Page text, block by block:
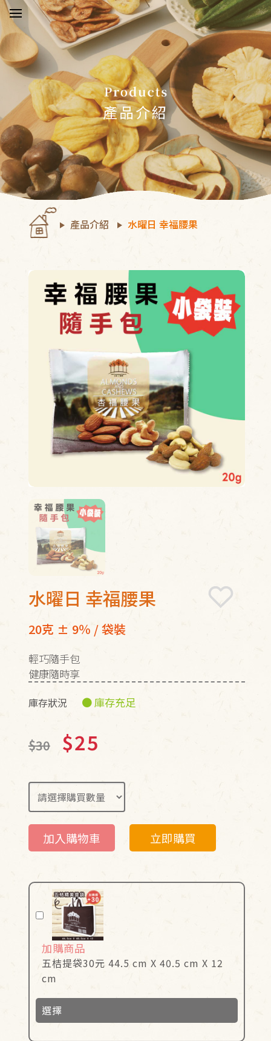
五桔
消息
介紹
報告
須知
我們
官方帳號
產品介紹
產品介紹 水曜日 幸福腰果
水曜日 幸福腰果
20克 ± 9％ / 袋裝
輕巧隨手包
健康隨時享
庫存狀況 ● 庫存充足
$30 $25
加入購物車 立即購買
加購商品
五桔提袋30元 44.5 cm X 40.5 cm X 12
cm
選擇